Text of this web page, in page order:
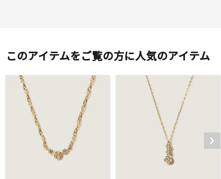
このアイテムをご覧の方に人気のアイテム